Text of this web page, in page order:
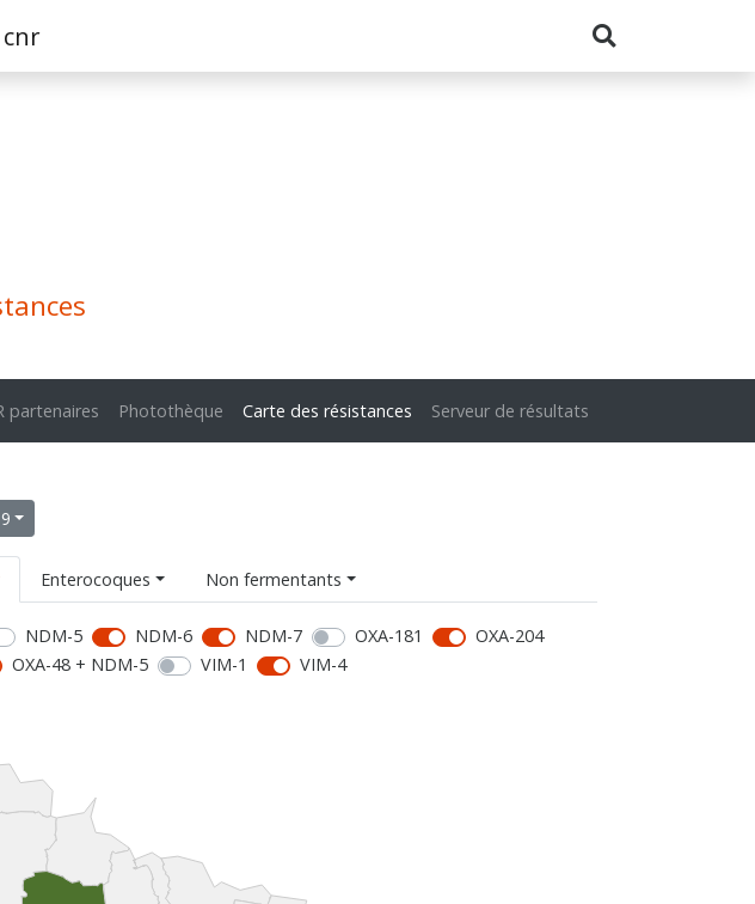
partenaires Photothèque Carte des résistances Serveur de résultats
Enterocoques Non fermentants
NDM-5 NDM-6 NDM-7 OXA-181
OXA-204
OXA-48 + NDM-5 VIM-1 VIM-4